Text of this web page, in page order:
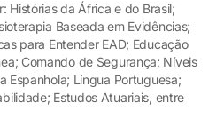
Histórias da África e do Brasil;
Baseada em Evidências;
para Entender EAD; Educação
Comando de Segurança; Níveis
Espanhola; Língua Portuguesa;
Estudos Atuariais, entre